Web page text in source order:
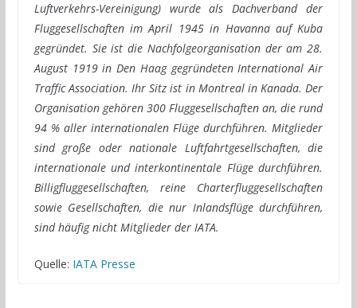
Luftverkehrs-Vereinigung) wurde als Dachverband der
Fluggesellschaften im April 1945 in Havanna auf Kuba
gegründet. Sie ist die Nachfolgeorganisation der am 28.
August 1919 in Den Haag gegründeten International Air
Traffic Association. Ihr Sitz ist in Montreal in Kanada. Der
Organisation gehören 300 Fluggesellschaften an, die rund
94 % aller internationalen Flüge durchführen. Mitglieder
sind große oder nationale Luftfahrtgesellschaften, die
internationale und interkontinentale Flüge durchführen.
Billigfluggesellschaften, reine Charterfluggesellschaften
sowie Gesellschaften, die nur Inlandsflüge durchführen,
sind häufig nicht Mitglieder der IATA.
Quelle: IATA Presse